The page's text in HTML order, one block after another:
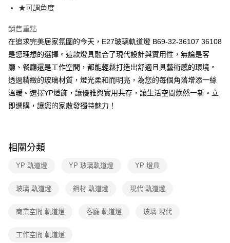
Google Pay
全盈+PAY
AFTEE先享後付
相關說明
【關於「AFTEE先享後付」】
AFTEE先享後付是「在收到商品之後才付款」的支付方式。 讓您購物簡單
便利好安心！
１．簡單：不需註冊會員、不需綁卡、不需儲值。
２．便利：只要手機號碼，簡訊認證，即可結帳。
結帳頁面，進行簡訊認證並確認金額後，即可完成結帳。
３．收到繳費通知簡訊後14天內，點擊此簡訊中的連結，可透過四大超商／
※ 請注意：結帳手續完成當下不需立刻繳費，但若您需要取消訂單，請聯絡
※ 交易是否成功請以「AFTEE先享後付 」之結帳頁面顯示為準，若有關於
客戶支援中心」https://netprotections.freshdesk.com/support/home
★可調角度
銷售重點
在追求完美居家氛圍的今天，E27玻璃軌道燈 B69-32-36107 36108
是您理想的選擇。這款燈具融合了現代設計與實用性，無論是客
廳、餐廳還是工作空間，都能輕鬆打造出舒適且具藝術感的環境。
透過精緻的玻璃材質，燈光柔和而明亮，為您的每個角落增添一絲
溫暖。選擇YP燈飾，讓優雅與實用共存，讓生活空間煥然一新。立
即選購，讓您的家散發獨特魅力！
相關分類
YP 軌道燈 YP 玻璃軌道燈 YP 燈具
玻璃 軌道燈 鋼材 軌道燈 現代 軌道燈
商業空間 軌道燈 客廳 軌道燈 玻璃 現代
工作空間 軌道燈